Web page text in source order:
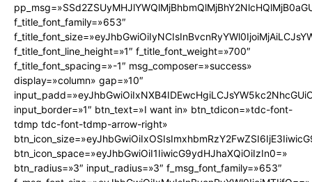
f_title_font_family=»653″
f_title_font_line_height=»1″ f_title_font_weight=»700″
f_title_font_spacing=»-1″ msg_composer=»success»
display=»column» gap=»10″
input_border=»1″ btn_text=»I want in» btn_tdicon=»tdc-font-
tdmp tdc-font-tdmp-arrow-right»
btn_icon_space=»eyJhbGwiOiI1IiwicG9ydHJhaXQiOiIzIn0=»
btn_radius=»3″ input_radius=»3″ f_msg_font_family=»653″